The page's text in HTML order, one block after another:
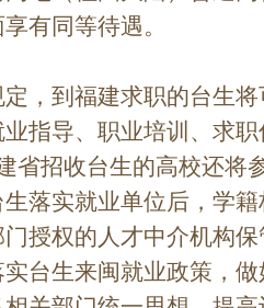
有同等待遇。
到福建求职的台生将
指导、职业培训、求
省招收台生的高校还将
落实就业单位后，学
授权的人才中介机构
台生来闽就业政策，